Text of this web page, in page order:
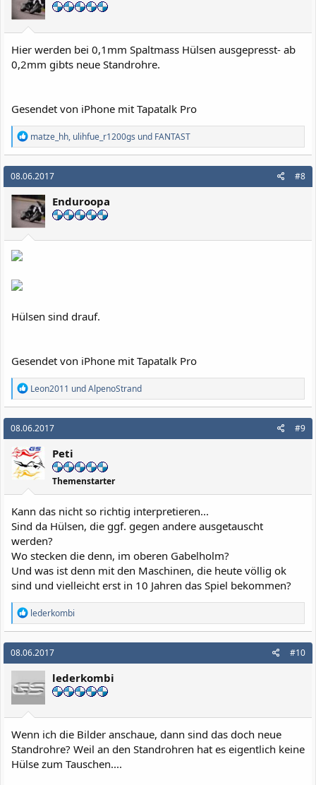
Hier werden bei 0,1mm Spaltmass Hülsen ausgepresst- ab
0,2mm gibts neue Standrohre.
Gesendet von iPhone mit Tapatalk Pro
R
e
a
k
t
i
o
n
e
n
matze_hh, ulihfue_r1200gs und FANTAST
08.06.2017 #8
Enduroopa
Hülsen sind drauf.
Gesendet von iPhone mit Tapatalk Pro
R
e
a
k
t
o
n
e
n
Leon2011 undAlpenoStrand
08.06.2017 #9
Peti
Themenstarter
Kann das nicht so richtig interpretieren...
Sind da Hülsen, die ggf. gegen andere ausgetauscht
werden?
Wo stecken die denn, im oberen Gabelholm?
Und was ist denn mit den Maschinen, die heute völlig ok
sind und vielleicht erst in 10 Jahren das Spiel bekommen?
R
e
a
k
t
i
n
e
n
lederkombi
08.06.2017 #10
lederkombi
Wenn ich die Bilder anschaue, dann sind das doch neue
Standrohre? Weil an den Standrohren hat es eigentlich keine
Hülse zum Tauschen....